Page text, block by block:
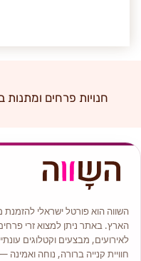
חנויות פרחים ומתנות
השווה הוא פורטל ישראלי
הארץ. באתר ניתן למצוא זרי
לאירועים, מבצעים וקטלוגים
חוויית קנייה ברורה, נוחה